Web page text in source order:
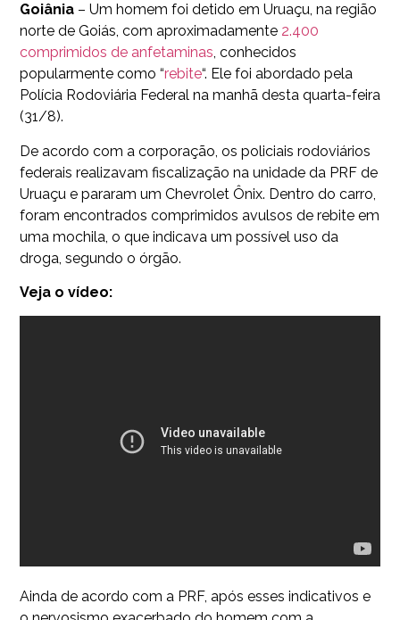
Goiânia – Um homem foi detido em Uruaçu, na região
norte de Goiás, com aproximadamente 2.400
comprimidos de anfetaminas, conhecidos
popularmente como “rebite“. Ele foi abordado pela
Polícia Rodoviária Federal na manhã desta quarta-feira
(31/8).
De acordo com a corporação, os policiais rodoviários
federais realizavam fiscalização na unidade da PRF de
Uruaçu e pararam um Chevrolet Ônix. Dentro do carro,
foram encontrados comprimidos avulsos de rebite em
uma mochila, o que indicava um possível uso da
droga, segundo o órgão.
Veja o vídeo:
Ainda de acordo com a PRF, após esses indicativos e